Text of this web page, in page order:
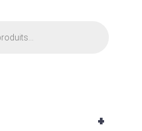
+